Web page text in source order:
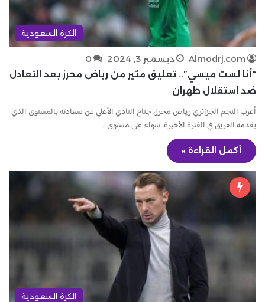
الكرة السعودية
Almodrj.com ديسمبر 3, 2024
0
“أنا لست ميسي”.. تعليق مثير من رياض محرز بعد التعادل
ضد استقلال طهران
أعرب النجم الجزائري رياض محرز، جناح النادي الأهلي عن سعادته بالمستوى الذي
يقدمه الفريق في الفترة الأخيرة، سواء على مستوى…
أكمل القراءة »
الكرة السعودية